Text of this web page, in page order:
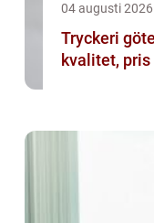
04 augusti 2026
Tryckeri
kvalitet,